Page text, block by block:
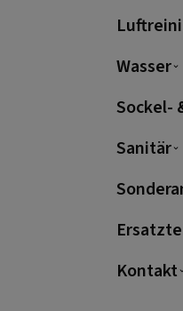
Wasser
Sockel-
Sanitär
Kontakt